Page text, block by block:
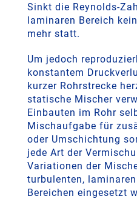
Sinkt die Reynolds-
laminaren Bereich
mehr statt.
Um jedoch
konstantem
kurzer Rohrstrecke
statische Mischer
Einbauten im Rohr
Mischaufgabe für
oder Umschichtung
jede Art der
Variationen der
turbulenten,
Bereichen eingesetzt